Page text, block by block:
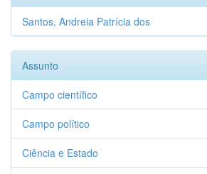
Santos, Andreia Patrícia dos
Assunto
Campo científico
Campo político
Ciência e Estado